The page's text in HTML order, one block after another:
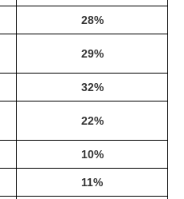
28%
29%
32%
22%
10%
11%